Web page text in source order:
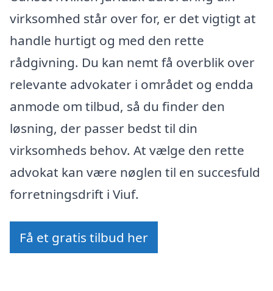
virksomhed står over for, er det vigtigt at
handle hurtigt og med den rette
rådgivning. Du kan nemt få overblik over
relevante advokater i området og endda
anmode om tilbud, så du finder den
løsning, der passer bedst til din
virksomheds behov. At vælge den rette
advokat kan være nøglen til en succesfuld
forretningsdrift i Viuf.
Få et gratis tilbud her